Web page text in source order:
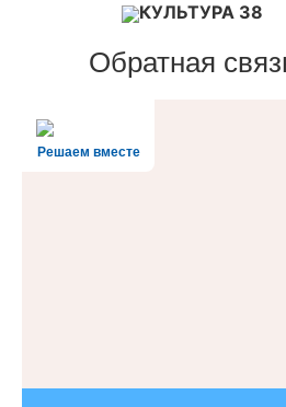
КУЛЬТУРА 38
Обратная
Решаем вместе